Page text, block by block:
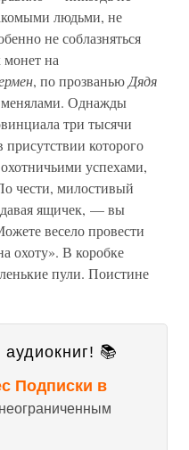
людьми, не
не соблазняться
на
, по прозванью Дядя
Однажды
три тысячи
которого
успехами,
чести, милостивый
ящичек, — вы
весело провести
охоту». В коробке
пули. Поистине
📚
Подписки в